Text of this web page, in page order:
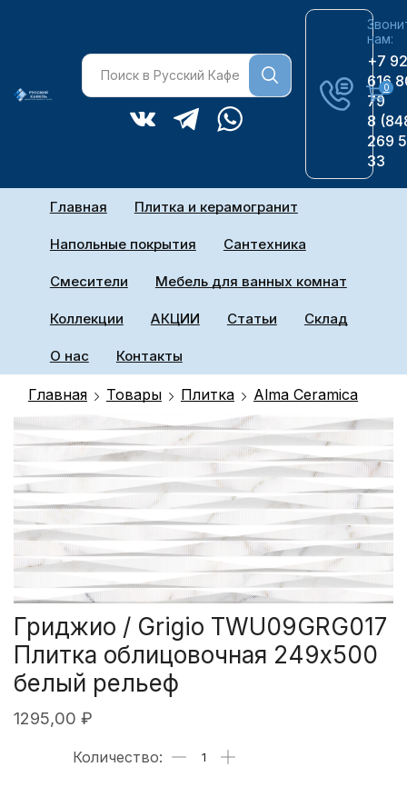
нам:
+7
616
79
8
269
33
0
Главная Плитка и керамогранит
Напольные покрытия Сантехника
Смесители Мебель для ванных комнат
Коллекции АКЦИИ Статьи Склад
О нас Контакты
Главная Товары Плитка Alma Ceramica
Гриджио / Grigio TWU09GRG017
Плитка облицовочная 249х500
белый рельеф
1295,00 ₽